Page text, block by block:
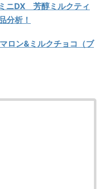
ニDX 芳醇ミルクティ
分析！
ロン&ミルクチョコ（ブ